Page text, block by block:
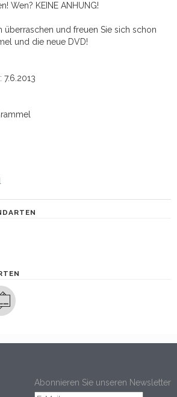
Wen? KEINE ANHUNG!
überraschen und freuen Sie sich schon
und die neue DVD!
Abonnieren Sie unseren Newsletter